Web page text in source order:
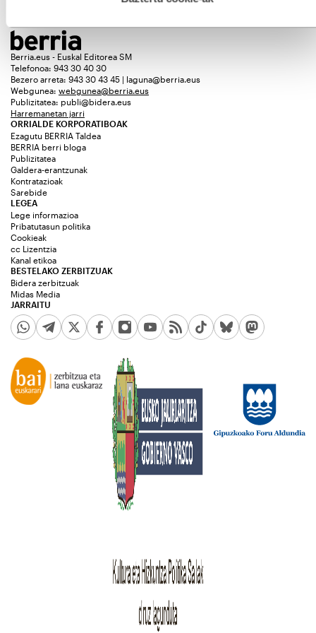
Berria.eus - Euskal Editorea SM
Telefonoa: 943 30 40 30
Bezero arreta: 943 30 43 45 | laguna@berria.eus
Webgunea: webgunea@berria.eus
Publizitatea: publi@bidera.eus
Harremanetan jarri
ORRIALDE KORPORATIBOAK
Ezagutu BERRIA Taldea
BERRIA berri bloga
Publizitatea
Galdera-erantzunak
Kontratazioak
Sarebide
JARRAITU
LEGEA
Lege informazioa
Pribatutasun politika
Cookieak
cc Lizentzia
Kanal etikoa
BESTELAKO ZERBITZUAK
Bidera zerbitzuak
Midas Media